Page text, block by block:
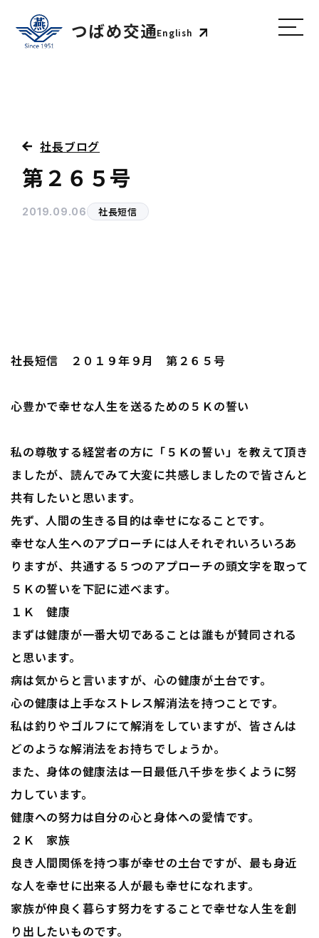
English
社長ブログ
第２６５号
2019.09.06 社長短信
社長短信 ２０１９年９月 第２６５号
心豊かで幸せな人生を送るための５Ｋの誓い
私の尊敬する経営者の方に「５Ｋの誓い」を教えて頂き
ましたが、読んでみて大変に共感しましたので皆さんと
共有したいと思います。
先ず、人間の生きる目的は幸せになることです。
幸せな人生へのアプローチには人それぞれいろいろあ
りますが、共通する５つのアプローチの頭文字を取って
５Ｋの誓いを下記に述べます。
１Ｋ 健康
まずは健康が一番大切であることは誰もが賛同される
と思います。
病は気からと言いますが、心の健康が土台です。
心の健康は上手なストレス解消法を持つことです。
私は釣りやゴルフにて解消をしていますが、皆さんは
どのような解消法をお持ちでしょうか。
また、身体の健康法は一日最低八千歩を歩くように努
力しています。
健康への努力は自分の心と身体への愛情です。
２Ｋ 家族
良き人間関係を持つ事が幸せの土台ですが、最も身近
な人を幸せに出来る人が最も幸せになれます。
家族が仲良く暮らす努力をすることで幸せな人生を創
り出したいものです。